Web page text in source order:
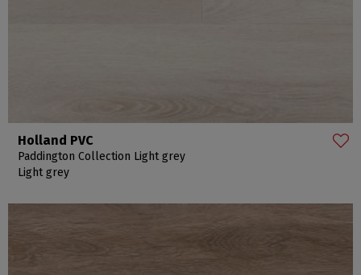
Holland PVC
Paddington Collection Light grey
Light grey